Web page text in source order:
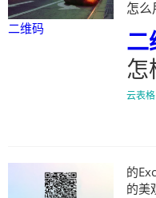
二维码
怎么
二
怎
云表格
的
的美